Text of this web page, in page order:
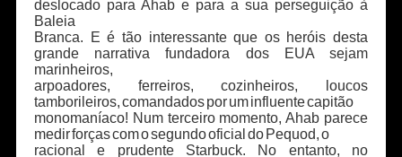
deslocado para Ahab e para a sua perseguição à
Baleia
Branca. E é tão interessante que os heróis desta
grande narrativa fundadora dos EUA sejam
marinheiros,
arpoadores, ferreiros, cozinheiros, loucos
tamborileiros, comandados por um influente capitão
monomaníaco! Num terceiro momento, Ahab parece
medir forças com o segundo oficial do Pequod, o
racional e prudente Starbuck. No entanto, no